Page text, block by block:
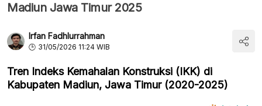
Madiun Jawa Timur 2025
Irfan Fadhlurrahman
31/05/2026 11:24 WIB
Tren Indeks Kemahalan Konstruksi (IKK) di
Kabupaten Madiun, Jawa Timur (2020-2025)